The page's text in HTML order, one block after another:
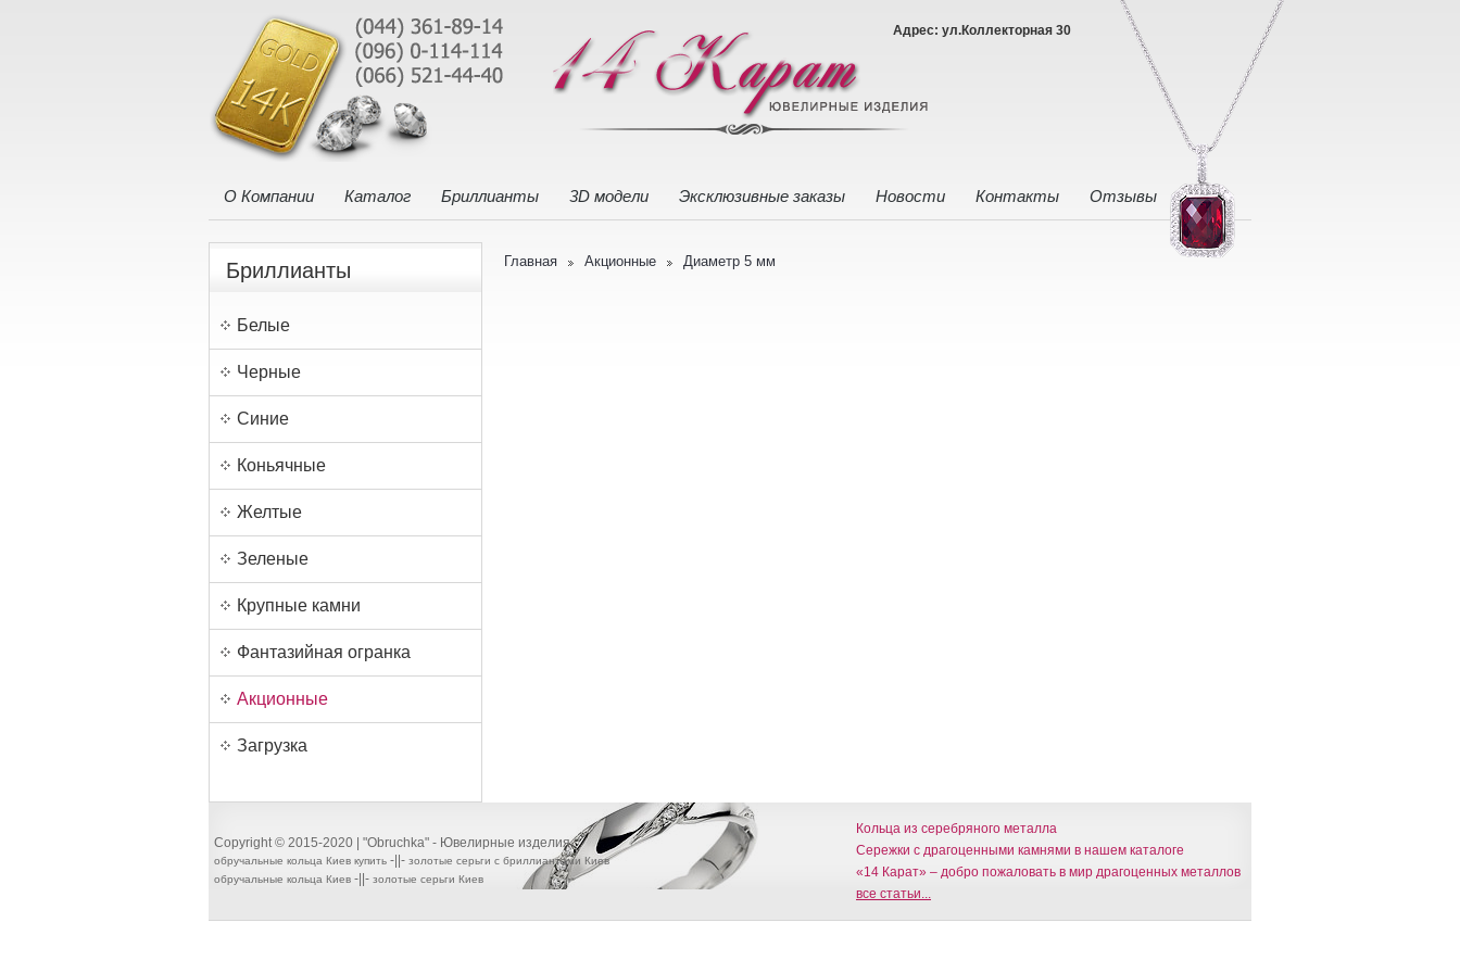
Адрес: ул.Коллекторная 30
О Компании Каталог Бриллианты 3D модели Эксклюзивные заказы Новости Контакты Отзывы
Бриллианты
Белые
Черные
Синие
Коньячные
Желтые
Зеленые
Крупные камни
Фантазийная огранка
Акционные
Загрузка
Главная Акционные Диаметр 5 мм
Copyright © 2015-2020 | "Obruchka" - Ювелирные изделия
обручальные кольца Киев купить -||- золотые серьги с бриллиантами Киев
обручальные кольца Киев -||- золотые серьги Киев
Кольца из серебряного металла
Сережки с драгоценными камнями в нашем каталоге
«14 Карат» – добро пожаловать в мир драгоценных металлов
все статьи...